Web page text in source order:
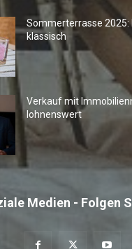
Sommerterrasse 2025:
klassisch
Verkauf mit
lohnenswert
Medien - Folgen